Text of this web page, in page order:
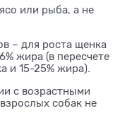
или рыба, а не
– для роста щенка
жира (в пересчете
и 15-25% жира).
с возрастными
собак не